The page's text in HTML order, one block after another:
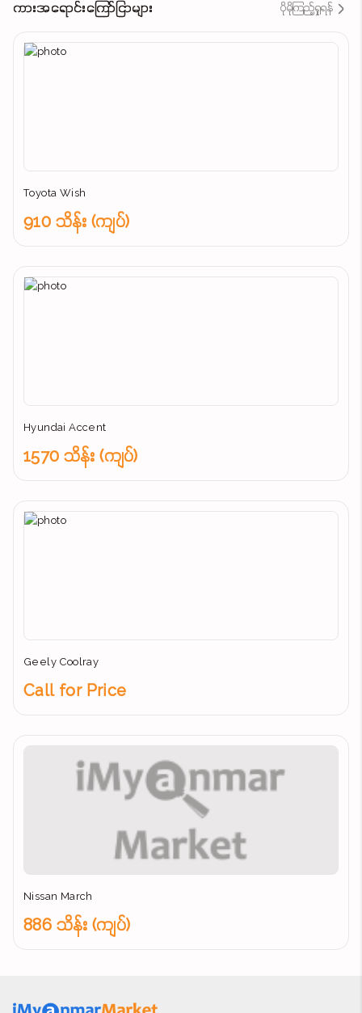
ကားအရောင်းကြော်ငြာများ ပိုမိုကြည့်ရှုရန်
Toyota Wish
910 သိန်း (ကျပ်)
Hyundai Accent
1570 သိန်း (ကျပ်)
Geely Coolray
Call for Price
Nissan March
886 သိန်း (ကျပ်)